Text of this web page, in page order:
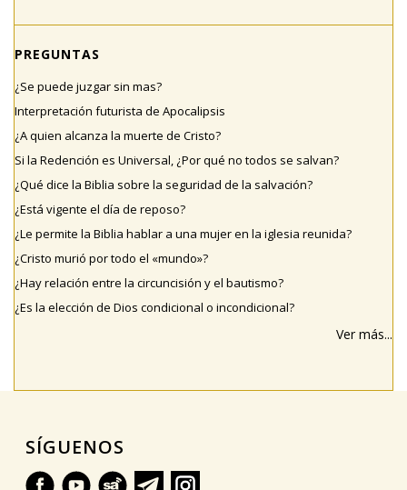
PREGUNTAS
¿Se puede juzgar sin mas?
Interpretación futurista de Apocalipsis
¿A quien alcanza la muerte de Cristo?
Si la Redención es Universal, ¿Por qué no todos se salvan?
¿Qué dice la Biblia sobre la seguridad de la salvación?
¿Está vigente el día de reposo?
¿Le permite la Biblia hablar a una mujer en la iglesia reunida?
¿Cristo murió por todo el «mundo»?
¿Hay relación entre la circuncisión y el bautismo?
¿Es la elección de Dios condicional o incondicional?
Ver más...
SÍGUENOS